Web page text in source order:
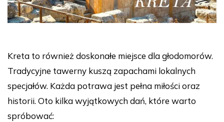
Kreta to również doskonałe miejsce dla głodomorów.
Tradycyjne tawerny kuszą zapachami lokalnych
specjałów. Każda potrawa jest pełna miłości oraz
historii. Oto kilka wyjątkowych dań, które warto
spróbować: